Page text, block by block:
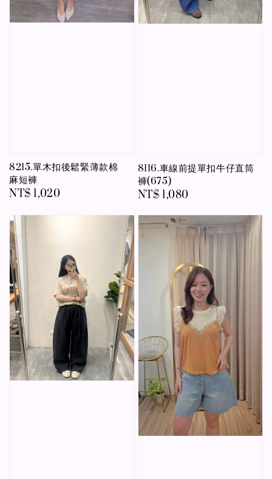
8215.單木扣後鬆緊薄款棉
麻短褲
Regular
NT$ 1,020
8116.車線前提單扣牛仔直筒
褲(675)
Regular
NT$ 1,080